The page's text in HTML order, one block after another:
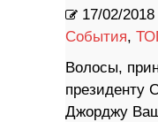
17/02/2018
События,
Волосы,
президенту
Джорджу